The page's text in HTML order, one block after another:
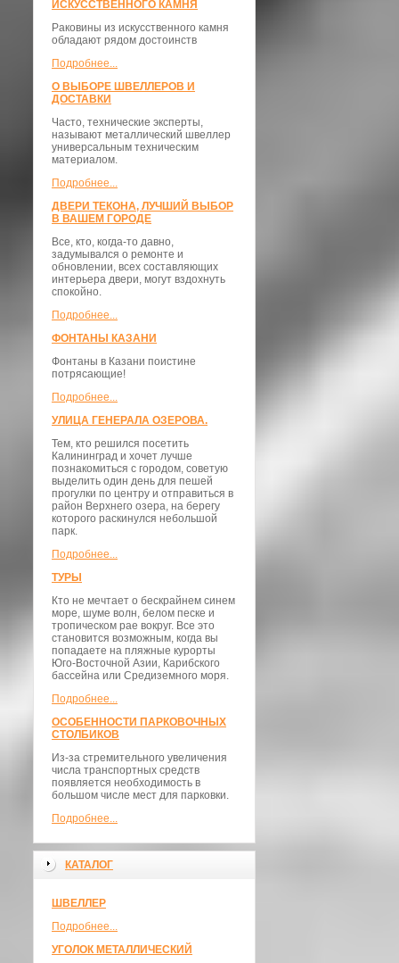
ИСКУССТВЕННОГО КАМНЯ
Раковины из искусственного камня
обладают рядом достоинств
Подробнее...
О ВЫБОРЕ ШВЕЛЛЕРОВ И
ДОСТАВКИ
​Часто, технические эксперты,
называют металлический швеллер
универсальным техническим
материалом.
Подробнее...
ДВЕРИ ТЕКОНА, ЛУЧШИЙ ВЫБОР
В ВАШЕМ ГОРОДЕ
Все, кто, когда-то давно,
задумывался о ремонте и
обновлении, всех составляющих
интерьера двери, могут вздохнуть
спокойно.
Подробнее...
ФОНТАНЫ КАЗАНИ
Фонтаны в Казани поистине
потрясающие!
Подробнее...
УЛИЦА ГЕНЕРАЛА ОЗЕРОВА.
Тем, кто решился посетить
Калининград и хочет лучше
познакомиться с городом, советую
выделить один день для пешей
прогулки по центру и отправиться в
район Верхнего озера, на берегу
которого раскинулся небольшой
парк.
Подробнее...
ТУРЫ
Кто не мечтает о бескрайнем синем
море, шуме волн, белом песке и
тропическом рае вокруг. Все это
становится возможным, когда вы
попадаете на пляжные курорты
Юго-Восточной Азии, Карибского
бассейна или Средиземного моря.
Подробнее...
ОСОБЕННОСТИ ПАРКОВОЧНЫХ
СТОЛБИКОВ
Из-за стремительного увеличения
числа транспортных средств
появляется необходимость в
большом числе мест для парковки.
Подробнее...
КАТАЛОГ
ШВЕЛЛЕР
Подробнее...
УГОЛОК МЕТАЛЛИЧЕСКИЙ